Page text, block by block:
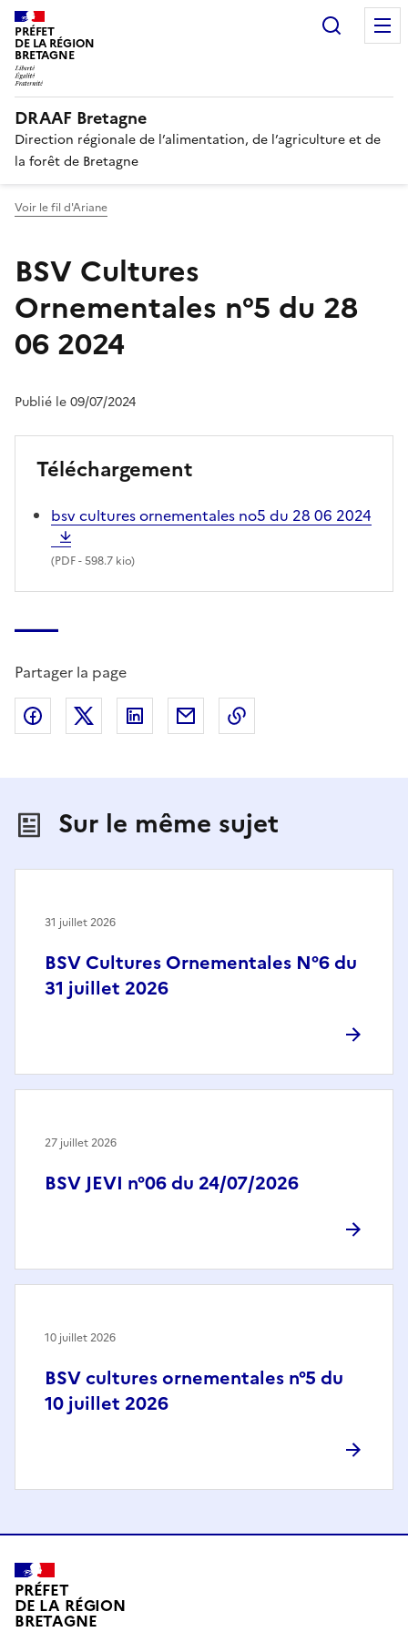
PRÉFET
DE LA RÉGION
BRETAGNE
DRAAF Bretagne
Direction régionale de l’alimentation, de l’agriculture et de
la forêt de Bretagne
Voir le fil d'Ariane
BSV Cultures
Ornementales n°5 du 28
06 2024
Publié le 09/07/2024
Téléchargement
bsv cultures ornementales no5 du 28 06 2024
(PDF- 598.7 kio)
Partager la page
Partager sur Facebook
Partager sur X (anciennement Twitter)
Partager sur LinkedIn
Partager par email
Sur le même sujet
BSV Cultures Ornementales N°6 du
31 juillet 2026
31 juillet 2026
BSV JEVI n°06 du 24/07/2026
27 juillet 2026
BSV cultures ornementales n°5 du
10 juillet 2026
10 juillet 2026
PRÉFET
DE LA RÉGION
BRETAGNE